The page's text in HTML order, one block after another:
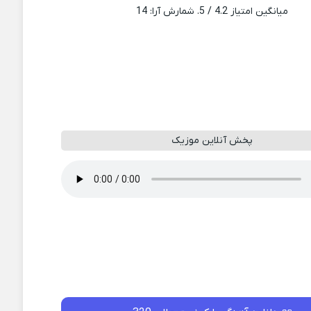
میانگین امتیاز 4.2 / 5. شمارش آرا: 14
پخش آنلاین موزیک